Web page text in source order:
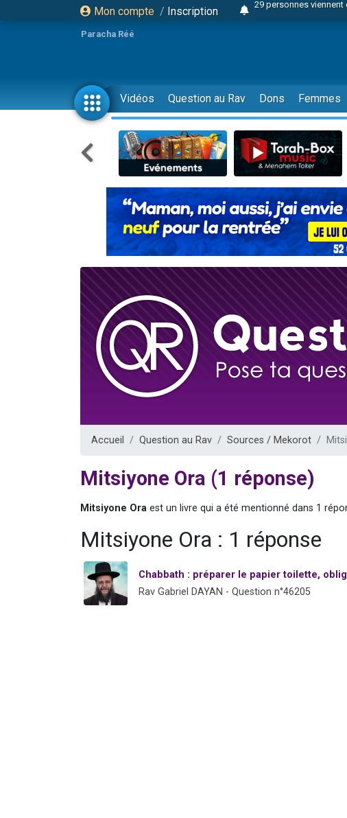
Mon compte / Inscription
Il reste 49 places
2 personnes viennent
6 personnes viennent
4 personnes
2 personnes
17 personnes
4 personnes viennent
Il reste 49 places
Eva vient de donner
4 personnes viennent
3 personnes viennent
Odaya vient de donner
3 personnes
2 personnes viennent
13 personnes
30 personnes
Il reste 49 places
12 nouvelles
Paracha Réé
Vidéos Question au Rav Dons Femmes
Accueil Question au Rav Sources / Mekorot
Mitsiyone Ora (1 réponse)
Mitsiyone Ora est un livre qui a été mentionné dans 1
Mitsiyone Ora : 1 réponse
Chabbath : préparer le papier toilette,
Rav Gabriel DAYAN - Question n°46205